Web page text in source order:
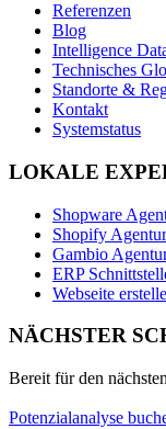
Referenzen
Blog
Intelligence
Technisches
Standorte &
Kontakt
Systemstatus
LOKALE
Shopware
Shopify
Gambio
ERP
Webseite
NÄCHSTER
Bereit für den
Potenzialanalyse